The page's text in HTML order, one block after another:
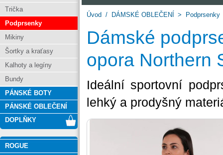
Trička
Podprsenky
Mikiny
Šortky a kraťasy
Kalhoty a legíny
Bundy
PÁNSKÉ BOTY
PÁNSKÉ OBLEČENÍ
DOPLŇKY
ROGUE
Úvod / DÁMSKÉ OBLEČENÍ > Podprsenky
Dámské
opora Northern
Ideální sportovní
lehký a prodyšný